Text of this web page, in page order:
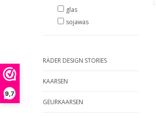
9,7
glas
sojawas
RÄDER DESIGN STORIES
KAARSEN
GEURKAARSEN